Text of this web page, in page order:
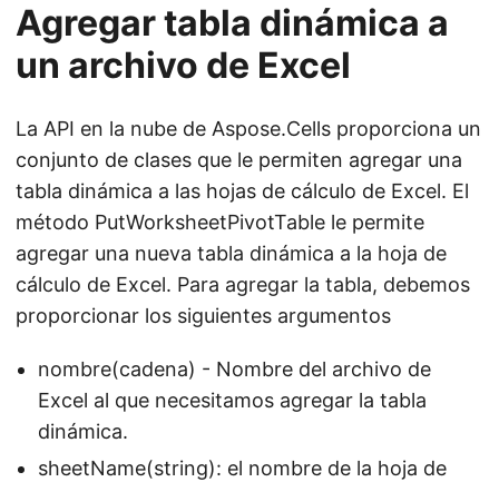
Agregar tabla dinámica a
un archivo de Excel
La API en la nube de Aspose.Cells proporciona un
conjunto de clases que le permiten agregar una
tabla dinámica a las hojas de cálculo de Excel. El
método PutWorksheetPivotTable le permite
agregar una nueva tabla dinámica a la hoja de
cálculo de Excel. Para agregar la tabla, debemos
proporcionar los siguientes argumentos
nombre(cadena) - Nombre del archivo de
Excel al que necesitamos agregar la tabla
dinámica.
sheetName(string): el nombre de la hoja de